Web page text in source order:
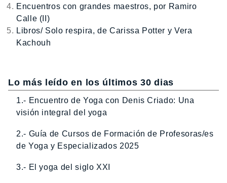
Encuentros con grandes maestros, por Ramiro
Calle (II)
Libros/ Solo respira, de Carissa Potter y Vera
Kachouh
Lo más leído en los últimos 30 dias
1.- Encuentro de Yoga con Denis Criado: Una
visión integral del yoga
2.- Guía de Cursos de Formación de Profesoras/es
de Yoga y Especializados 2025
3.- El yoga del siglo XXI